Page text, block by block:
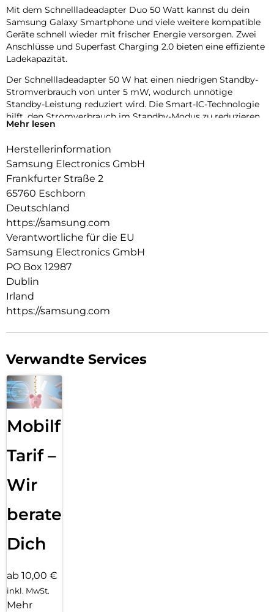
Mit dem Schnellladeadapter Duo 50 Watt kannst du dein
Samsung Galaxy Smartphone und viele weitere kompatible
Geräte schnell wieder mit frischer Energie versorgen. Zwei
Anschlüsse und Superfast Charging 2.0 bieten eine effiziente
Ladekapazität.
Der Schnellladeadapter 50 W hat einen niedrigen Standby-
Stromverbrauch von unter 5 mW, wodurch unnötige
Standby-Leistung reduziert wird. Die Smart-IC-Technologie
hilft, den Stromverbrauch im Standby-Modus zu reduzieren.
Smartphone oder jedes andere USB-C-kompatible Gerät
schnell auf.
Der Schnellladeadapter Duo 50 Watt bietet Schutz vor
Überstrom, Überhitzung und Kurzschlüssen und sorgt so für
ein sorgenfreies Ladeerlebnis.
Mehr lesen
Herstellerinformation
Samsung Electronics GmbH
Frankfurter Straße 2
65760 Eschborn
Deutschland
https://samsung.com
Verantwortliche für die EU
Samsung Electronics GmbH
PO Box 12987
Dublin
Irland
https://samsung.com
Verwandte Services
Mobilfunk
Tarif –
Wir
beraten
Dich
ab 10,00 €
inkl. MwSt.
Mehr